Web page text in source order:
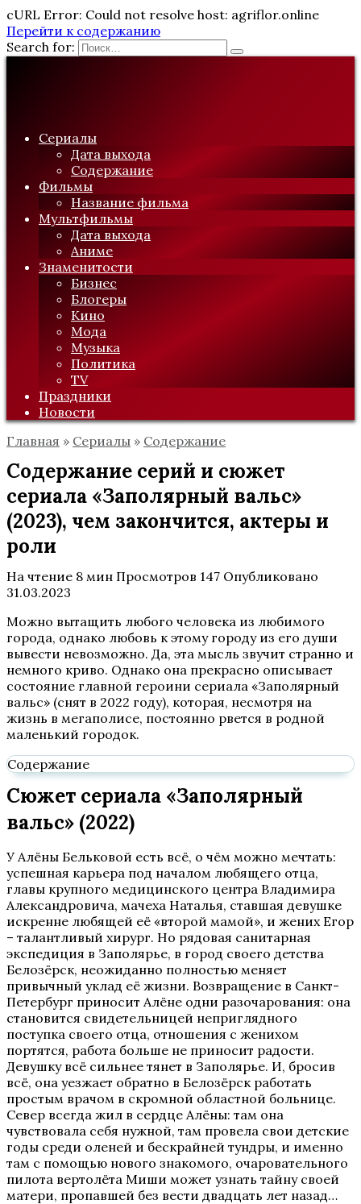
cURL Error: Could not resolve host: agriflor.online
Перейти к содержанию
Search for:
Сериалы
Дата выхода
Содержание
Фильмы
Название фильма
Мультфильмы
Дата выхода
Аниме
Знаменитости
Бизнес
Блогеры
Кино
Мода
Музыка
Политика
TV
Праздники
Новости
Главная » Сериалы » Содержание
Содержание серий и сюжет
сериала «Заполярный вальс»
(2023), чем закончится, актеры и
роли
На чтение 8 мин Просмотров 147 Опубликовано
31.03.2023
Можно вытащить любого человека из любимого
города, однако любовь к этому городу из его души
вывести невозможно. Да, эта мысль звучит странно и
немного криво. Однако она прекрасно описывает
состояние главной героини сериала «Заполярный
вальс» (снят в 2022 году), которая, несмотря на
жизнь в мегаполисе, постоянно рвется в родной
маленький городок.
Содержание
Сюжет сериала «Заполярный
вальс» (2022)
У Алёны Бельковой есть всё, о чём можно мечтать:
успешная карьера под началом любящего отца,
главы крупного медицинского центра Владимира
Александровича, мачеха Наталья, ставшая девушке
искренне любящей её «второй мамой», и жених Егор
– талантливый хирург. Но рядовая санитарная
экспедиция в Заполярье, в город своего детства
Белозёрск, неожиданно полностью меняет
привычный уклад её жизни. Возвращение в Санкт-
Петербург приносит Алёне одни разочарования: она
становится свидетельницей неприглядного
поступка своего отца, отношения с женихом
портятся, работа больше не приносит радости.
Девушку всё сильнее тянет в Заполярье. И, бросив
всё, она уезжает обратно в Белозёрск работать
простым врачом в скромной областной больнице.
Север всегда жил в сердце Алёны: там она
чувствовала себя нужной, там провела свои детские
годы среди оленей и бескрайней тундры, и именно
там с помощью нового знакомого, очаровательного
пилота вертолёта Миши может узнать тайну своей
матери, пропавшей без вести двадцать лет назад…